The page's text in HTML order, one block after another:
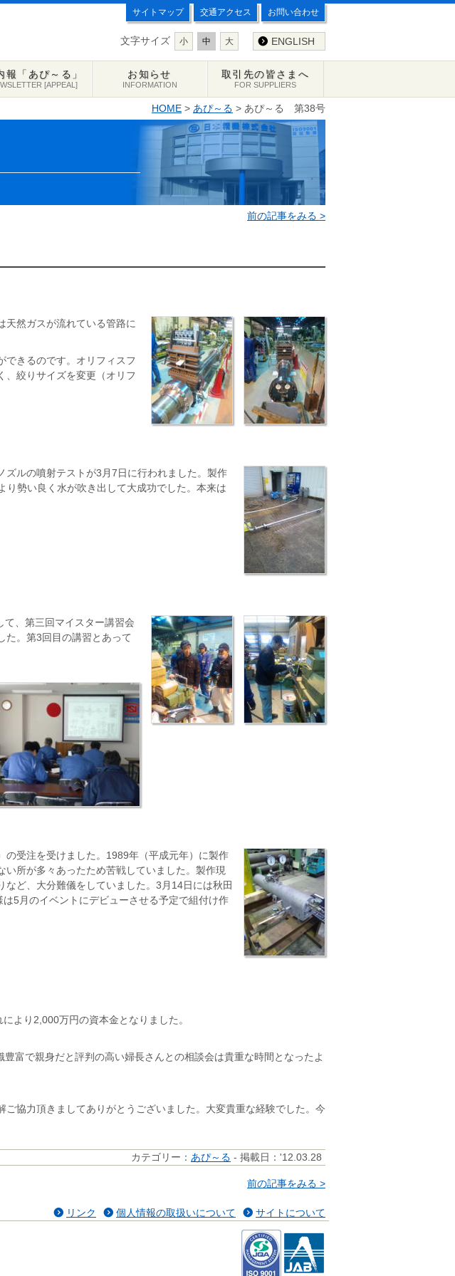
サイトマップ 交通アクセス お問い合わせ
文字サイズ 小 中 大 ENGLISH
報「あぴ～る」
[APPEAL]
お知らせ
INFORMATION
取引先の皆さまへ
FOR SUPPLIERS
HOME > あぴ～る > あぴ～る 第38号
前の記事をみる >
天然ガスが流れている管路に
できるのです。オリフィスフ
、絞りサイズを変更（オリフ
ルの噴射テストが3月7日に行われました。製作
勢い良く水が吹き出して大成功でした。本来は
、第三回マイスター講習会
た。第3回目の講習とあって
受注を受けました。1989年（平成元年）に製作
所が多々あったため苦戦していました。製作現
ど、大分難儀をしていました。3月14日には秋田
5月のイベントにデビューさせる予定で組付け作
より2,000万円の資本金となりました。
富で親身だと評判の高い婦長さんとの相談会は貴重な時間となったよ
協力頂きましてありがとうございました。大変貴重な経験でした。今
カテゴリー： あぴ～る - 掲載日：'12.03.28
前の記事をみる >
リンク 個人情報の取扱いについて サイトについて